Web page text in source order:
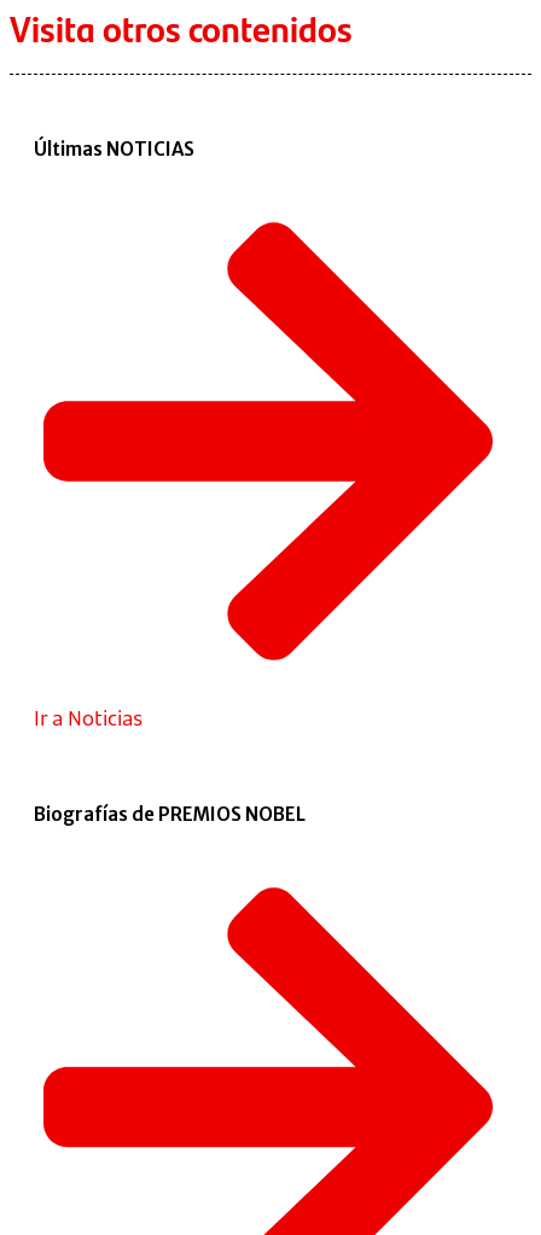
Visita otros contenidos
Últimas NOTICIAS
Ir a Noticias
Biografías de PREMIOS NOBEL